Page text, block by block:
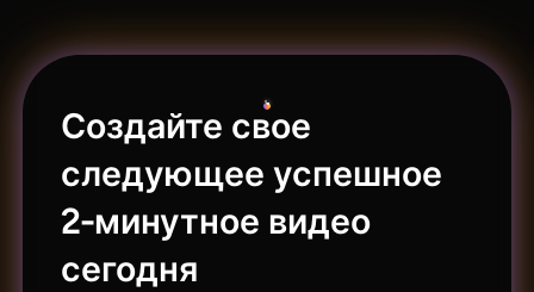
согласованными параметрами для различных
видео, и обладать чрезвычайно высоким
уровнем творческого контроля. Это
выдающееся технологическое преимущество
значительно ускоряет масштабируемое
производство высококачественного
видеоконтента совершенно новым и
Создайте свое
следующее успешное
2-минутное видео
сегодня